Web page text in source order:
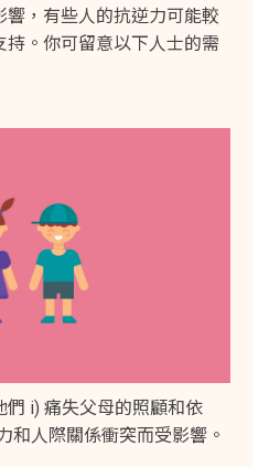
，有些人的抗逆力可能較
。你可留意以下人士的需
們 i) 痛失父母的照顧和依
和人際關係衝突而受影響。